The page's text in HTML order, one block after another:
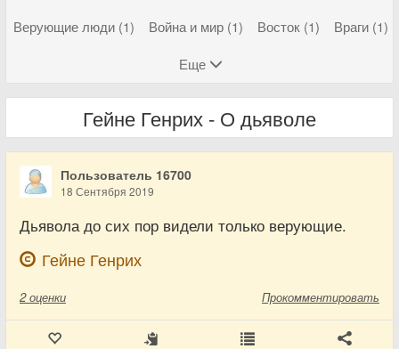
Верующие люди (1)
Война и мир (1) Восток (1)
Враги (1)
Еще
Гейне Генрих - О дьяволе
Пользователь 16700
18 Сентября 2019
Дьявола до сих пор видели только верующие.
Гейне Генрих
2 оценки Прокомментировать